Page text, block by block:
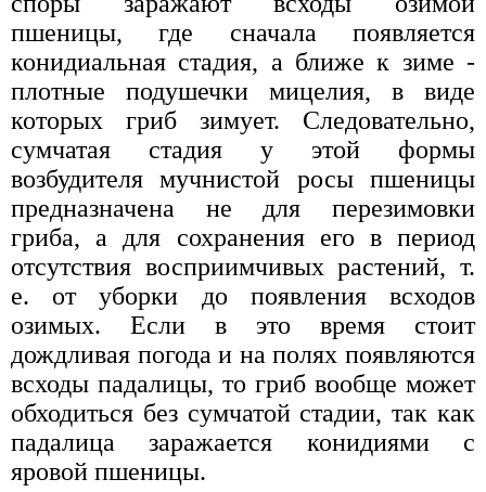
пшеницы, где сначала появляется
конидиальная стадия, а ближе к зиме -
плотные подушечки мицелия, в виде
которых гриб зимует. Следовательно,
сумчатая стадия у этой формы
возбудителя мучнистой росы пшеницы
предназначена не для перезимовки
гриба, а для сохранения его в период
отсутствия восприимчивых растений, т.
е. от уборки до появления всходов
озимых. Если в это время стоит
дождливая погода и на полях появляются
всходы падалицы, то гриб вообще может
обходиться без сумчатой стадии, так как
падалица заражается конидиями с
яровой пшеницы.